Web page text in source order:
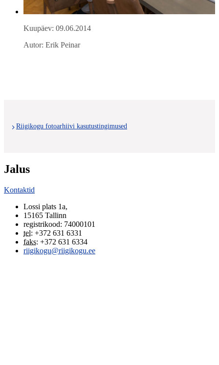
Kuupäev: 09.06.2014
Autor: Erik Peinar
Riigikogu fotoarhiivi kasutustingimused
Jalus
Kontaktid
Lossi plats 1a,
15165 Tallinn
registrikood: 74000101
tel: +372 631 6331
faks: +372 631 6334
riigikogu@riigikogu.ee